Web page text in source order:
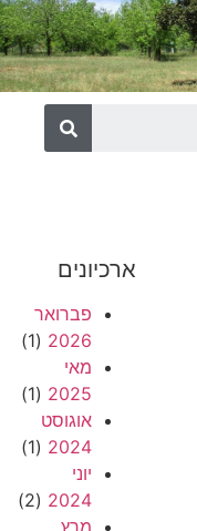
ארכיונים
פברואר
2026
(1)
מאי
2025
(1)
אוגוסט
2024
(1)
יוני
2024
(2)
מרץ